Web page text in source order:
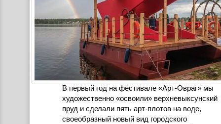
В первый год на фестивале «Арт-Овраг» мы
художественно «освоили» верхневыксунский
пруд и сделали пять арт-плотов на воде,
своеобразный новый вид городского